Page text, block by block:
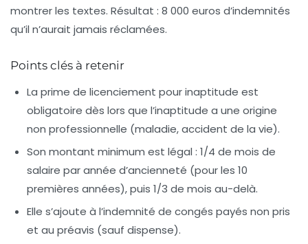
montrer les textes. Résultat : 8 000 euros d’indemnités
qu’il n’aurait jamais réclamées.
Points clés à retenir
La prime de licenciement pour inaptitude est
obligatoire dès lors que l’inaptitude a une origine
non professionnelle (maladie, accident de la vie).
Son montant minimum est légal : 1/4 de mois de
salaire par année d’ancienneté (pour les 10
premières années), puis 1/3 de mois au-delà.
Elle s’ajoute à l’indemnité de congés payés non pris
et au préavis (sauf dispense).